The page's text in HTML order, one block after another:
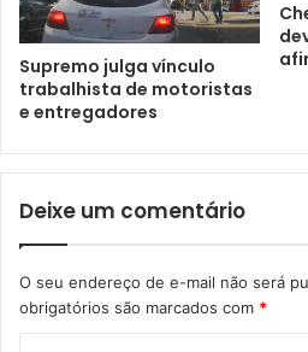
Supremo julga vínculo
trabalhista de motoristas
e entregadores
Deixe um comentário
O seu endereço de e-mail não será
obrigatórios são marcados com *